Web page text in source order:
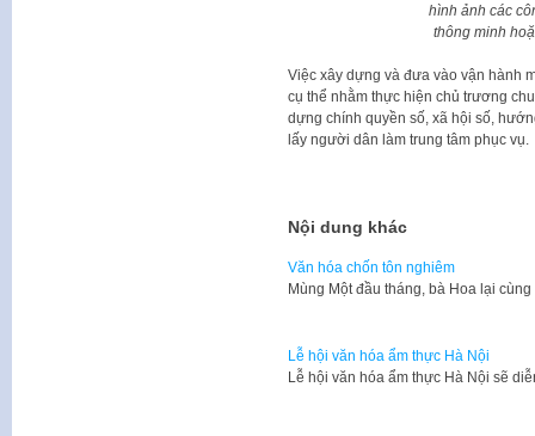
hình ảnh các
thông minh
Việc xây dựng và đưa vào vận hành
cụ thể nhằm thực hiện chủ trương
dựng chính quyền số, xã hội số,
lấy người dân làm trung tâm phục vụ.
Nội dung khác
Văn hóa chốn tôn nghiêm
Mùng Một đầu tháng, bà Hoa lại
Lễ hội văn hóa ẩm thực Hà Nội
Lễ hội văn hóa ẩm thực Hà Nội sẽ